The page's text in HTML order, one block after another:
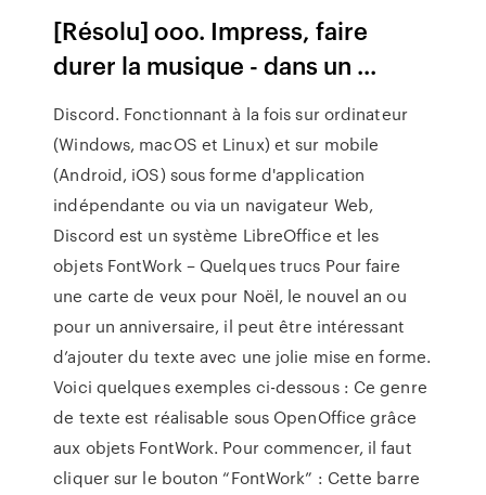
[Résolu] ooo. Impress, faire
durer la musique - dans un ...
Discord. Fonctionnant à la fois sur ordinateur
(Windows, macOS et Linux) et sur mobile
(Android, iOS) sous forme d'application
indépendante ou via un navigateur Web,
Discord est un système LibreOffice et les
objets FontWork – Quelques trucs Pour faire
une carte de veux pour Noël, le nouvel an ou
pour un anniversaire, il peut être intéressant
d’ajouter du texte avec une jolie mise en forme.
Voici quelques exemples ci-dessous : Ce genre
de texte est réalisable sous OpenOffice grâce
aux objets FontWork. Pour commencer, il faut
cliquer sur le bouton “FontWork” : Cette barre